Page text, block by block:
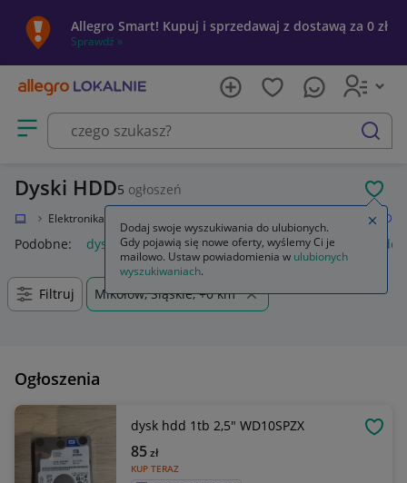
Allegro Smart! Kupuj i sprzedawaj z dostawą za 0 zł
Sprawdź »
Otwórz menu z kategoriami
szukaj
Dyski HDD5 ogłoszeń
Elektronika Dyski HDD
Podobne: dysk hdd dysk hdd 1tb dysk hdd 2tb dysk hdd
Filtruj Mikołów, Śląskie, +0 km
Ogłoszenia
dysk hdd 1tb 2,5" WD10SPZX
KUP TERAZ
85zł
Dodaj swoje wyszukiwania do ulubionych.
Gdy pojawią się nowe oferty, wyślemy Ci je
mailowo. Ustaw powiadomienia w ulubionych
wyszukiwaniach.